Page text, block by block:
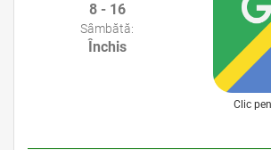
8 - 16
Sâmbătă:
Închis
Clic